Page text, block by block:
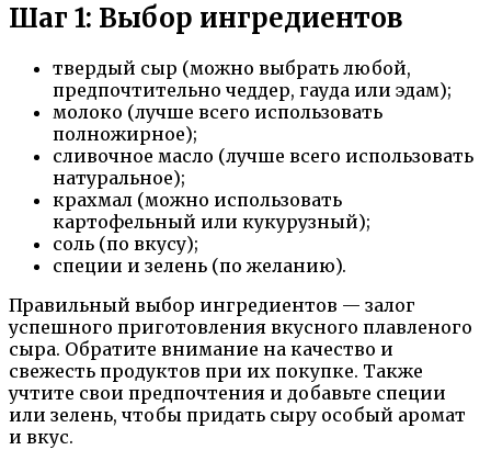
Шаг 1: Выбор ингредиентов
твердый сыр (можно выбрать любой,
предпочтительно чеддер, гауда или эдам);
молоко (лучше всего использовать
полножирное);
сливочное масло (лучше всего использовать
натуральное);
крахмал (можно использовать
картофельный или кукурузный);
соль (по вкусу);
специи и зелень (по желанию).
Правильный выбор ингредиентов — залог
успешного приготовления вкусного плавленого
сыра. Обратите внимание на качество и
свежесть продуктов при их покупке. Также
учтите свои предпочтения и добавьте специи
или зелень, чтобы придать сыру особый аромат
и вкус.